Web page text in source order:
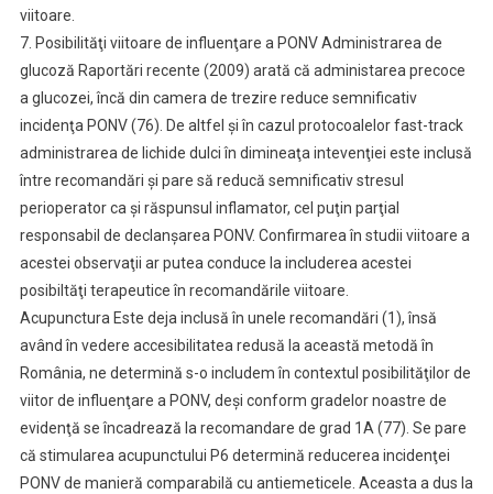
viitoare.
7. Posibilităţi viitoare de influenţare a PONV Administrarea de
glucoză Raportări recente (2009) arată că administarea precoce
a glucozei, încă din camera de trezire reduce semnificativ
incidenţa PONV (76). De altfel şi în cazul protocoalelor fast-track
administrarea de lichide dulci în dimineaţa intevenţiei este inclusă
între recomandări şi pare să reducă semnificativ stresul
perioperator ca şi răspunsul inflamator, cel puţin parţial
responsabil de declanşarea PONV. Confirmarea în studii viitoare a
acestei observaţii ar putea conduce la includerea acestei
posibiltăţi terapeutice în recomandările viitoare.
Acupunctura Este deja inclusă în unele recomandări (1), însă
având în vedere accesibilitatea redusă la această metodă în
România, ne determină s-o includem în contextul posibilităţilor de
viitor de influenţare a PONV, deşi conform gradelor noastre de
evidenţă se încadrează la recomandare de grad 1A (77). Se pare
că stimularea acupunctului P6 determină reducerea incidenţei
PONV de manieră comparabilă cu antiemeticele. Aceasta a dus la